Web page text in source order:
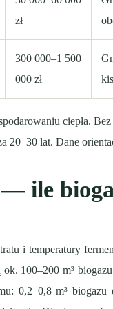
zł
300 000–1 500
000 zł
ciepła.
20–30 lat. Dane
ile
i temperatury
100–200 m³
0,2–0,8 m³